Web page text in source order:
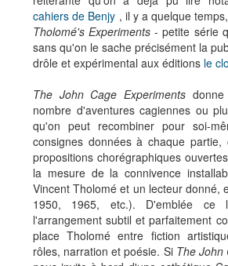
cahiers de Benjy , il y a quelque
Tholomé's Experiments- petite série
sans qu'on le sache précisément la
drôle et expérimental aux éditions le
The John Cage Experimentsdonne
nombre d'aventures cagiennes ou
qu'on peut recombiner pour soi-
consignes données à chaque partie,
propositions chorégraphiques
la mesure de la connivence
Vincent Tholomé et un lecteur donné,
1950, 1965, etc.). D'emblée ce
l'arrangement subtil et parfaitement
place Tholomé entre fiction
rôles, narration et poésie. Si The John